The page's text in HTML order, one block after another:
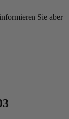
Sie aber